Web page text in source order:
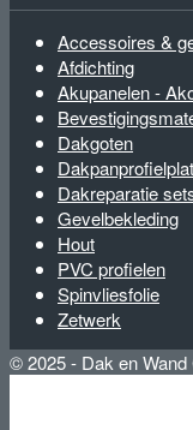
Accessoires &
Afdichting
Akupanelen -
Dakgoten
Dakreparatie
Gevelbekleding
Hout
PVC profielen
Spinvliesfolie
Zetwerk
© 2025 - Dak en Wand